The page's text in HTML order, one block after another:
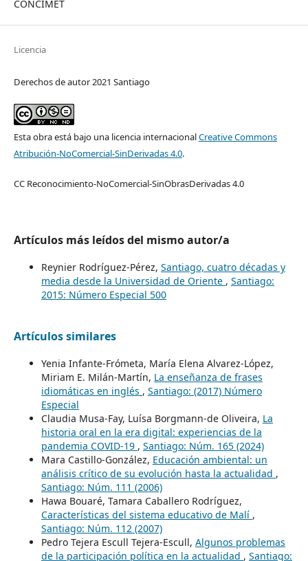
CONCIMET
Licencia
Derechos de autor 2021 Santiago
Esta obra está bajo una licencia internacionalCreative Commons
Atribución-NoComercial-SinDerivadas 4.0.
CC Reconocimiento-NoComercial-SinObrasDerivadas 4.0
Artículos más leídos del mismo autor/a
Reynier Rodríguez-Pérez, Santiago, cuatro décadas y
media desde la Universidad de Oriente , Santiago:
2015: Número Especial 500
Artículos similares
Yenia Infante-Frómeta, María Elena Alvarez-López,
Miriam E. Milán-Martín, La enseñanza de frases
idiomáticas en inglés , Santiago: (2017) Número
Especial
Claudia Musa-Fay, Luísa Borgmann-de Oliveira, La
historia oral en la era digital: experiencias de la
pandemia COVID-19 , Santiago: Núm. 165 (2024)
Mara Castillo-González, Educación ambiental: un
análisis crítico de su evolución hasta la actualidad ,
Santiago: Núm. 111 (2006)
Hawa Bouaré, Tamara Caballero Rodríguez,
Características del sistema educativo de Malí ,
Santiago: Núm. 112 (2007)
Pedro Tejera Escull Tejera-Escull, Algunos problemas
de la participación política en la actualidad , Santiago: